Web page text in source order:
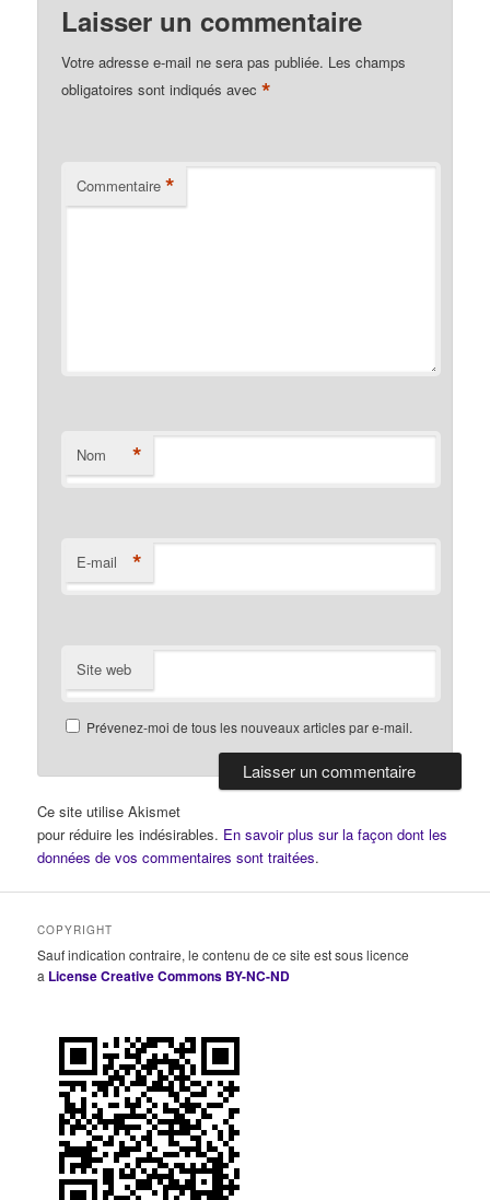
Laisser un commentaire
Votre adresse e-mail ne sera pas publiée. Les champs
obligatoires sont indiqués avec*
Commentaire *
Nom *
E-mail *
Site web
Prévenez-moi de tous les nouveaux articles par e-mail.
Ce site utilise Akismet
pour réduire les indésirables. En savoir plus sur la façon dont les
données de vos commentaires sont traitées.
COPYRIGHT
Sauf indication contraire, le contenu de ce site est sous licence
a License Creative Commons BY-NC-ND